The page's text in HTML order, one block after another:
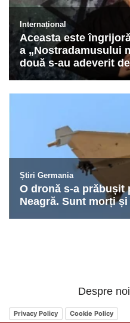
Despre noi
Privacy Policy Cookie Policy